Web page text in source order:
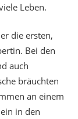
Leben.
die ersten,
Bei den
auch
bräuchten
an einem
in den